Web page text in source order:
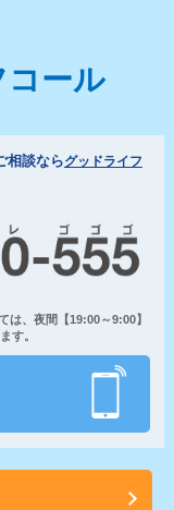
コール
相談ならグッドライフ
、夜間【19:00～9:00】
す。